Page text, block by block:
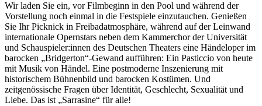
Wir laden Sie ein, vor Filmbeginn in den Pool und während der
Vorstellung noch einmal in die Festspiele einzutauchen. Genießen
Sie Ihr Picknick in Freibadatmosphäre, während auf der Leinwand
internationale Opernstars neben dem Kammerchor der Universität
und Schauspieler:innen des Deutschen Theaters eine Händeloper im
barocken „Bridgerton“-Gewand aufführen: Ein Pasticcio von heute
mit Musik von Händel. Eine postmoderne Inszenierung mit
historischem Bühnenbild und barocken Kostümen. Und
zeitgenössische Fragen über Identität, Geschlecht, Sexualität und
Liebe. Das ist „Sarrasine“ für alle!